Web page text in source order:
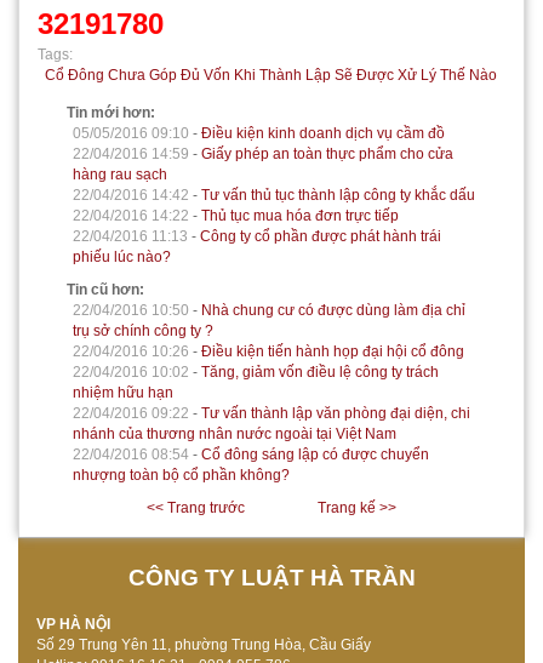
32191780
Tags:
Cổ Đông Chưa Góp Đủ Vốn Khi Thành Lập Sẽ Được Xử Lý Thế Nào
Tin mới hơn:
05/05/2016 09:10 -Điều kiện kinh doanh dịch vụ cầm đồ
22/04/2016 14:59 -Giấy phép an toàn thực phẩm cho cửa
hàng rau sạch
22/04/2016 14:42 -Tư vấn thủ tục thành lập công ty khắc dấu
22/04/2016 14:22 -Thủ tục mua hóa đơn trực tiếp
22/04/2016 11:13 -Công ty cổ phần được phát hành trái
phiếu lúc nào?
Tin cũ hơn:
22/04/2016 10:50 - Nhà chung cư có được dùng làm địa chỉ
trụ sở chính công ty ?
22/04/2016 10:26 -Điều kiện tiến hành họp đại hội cổ đông
22/04/2016 10:02 -Tăng, giảm vốn điều lệ công ty trách
nhiệm hữu hạn
22/04/2016 09:22 -Tư vấn thành lập văn phòng đại diện, chi
nhánh của thương nhân nước ngoài tại Việt Nam
22/04/2016 08:54 -Cổ đông sáng lập có được chuyển
nhượng toàn bộ cổ phần không?
<< Trang trước
Trang kế >>
CÔNG TY LUẬT HÀ TRẦN
VP HÀ NỘI
Số 29 Trung Yên 11, phường Trung Hòa, Cầu Giấy